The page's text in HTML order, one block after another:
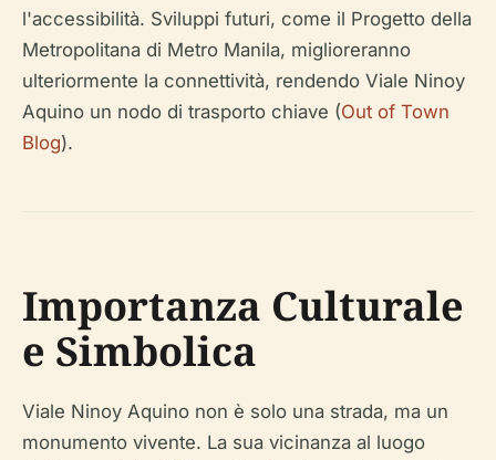
l'accessibilità. Sviluppi futuri, come il Progetto della
Metropolitana di Metro Manila, miglioreranno
ulteriormente la connettività, rendendo Viale Ninoy
Aquino un nodo di trasporto chiave (Out of Town
Blog).
Importanza Culturale
e Simbolica
Viale Ninoy Aquino non è solo una strada, ma un
monumento vivente. La sua vicinanza al luogo